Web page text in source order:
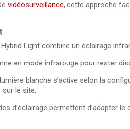
vidéosurveillance, cette approche
Light combine un éclairage
en mode infrarouge pour rester
blanche s’active selon la
sur le site.
d’éclairage permettent d’adapter